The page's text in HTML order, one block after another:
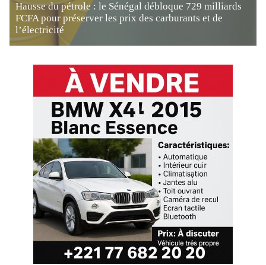
Hausse du pétrole : le Sénégal débloque 729 milliards
FCFA pour préserver les prix des carburants et de
l’électricité